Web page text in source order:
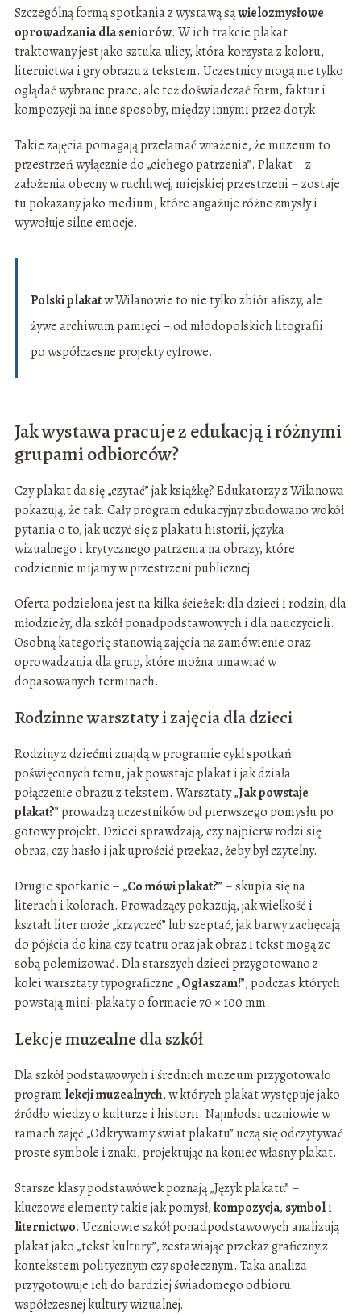
Szczególną formą spotkania z wystawą sąwielozmysłowe
oprowadzania dla seniorów. W ich trakcie plakat
traktowany jest jako sztuka ulicy, która korzysta z koloru,
liternictwa i gry obrazu z tekstem. Uczestnicy mogą nie tylko
oglądać wybrane prace, ale też doświadczać form, faktur i
kompozycji na inne sposoby, między innymi przez dotyk.
Takie zajęcia pomagają przełamać wrażenie, że muzeum to
przestrzeń wyłącznie do „cichego patrzenia”. Plakat – z
założenia obecny w ruchliwej, miejskiej przestrzeni – zostaje
tu pokazany jako medium, które angażuje różne zmysły i
wywołuje silne emocje.
Polski plakatw Wilanowie to nie tylko zbiór afiszy, ale
żywe archiwum pamięci – od młodopolskich litografii
po współczesne projekty cyfrowe.
Jak wystawa pracuje z edukacją i różnymi
grupami odbiorców?
Czy plakat da się „czytać” jak książkę? Edukatorzy z Wilanowa
pokazują, że tak. Cały program edukacyjny zbudowano wokół
pytania o to, jak uczyć się z plakatu historii, języka
wizualnego i krytycznego patrzenia na obrazy, które
codziennie mijamy w przestrzeni publicznej.
Oferta podzielona jest na kilka ścieżek: dla dzieci i rodzin, dla
młodzieży, dla szkół ponadpodstawowych i dla nauczycieli.
Osobną kategorię stanowią zajęcia na zamówienie oraz
oprowadzania dla grup, które można umawiać w
dopasowanych terminach.
Rodzinne warsztaty i zajęcia dla dzieci
Rodziny z dziećmi znajdą w programie cykl spotkań
poświęconych temu, jak powstaje plakat i jak działa
połączenie obrazu z tekstem. Warsztaty „Jak powstaje
plakat?” prowadzą uczestników od pierwszego pomysłu po
gotowy projekt. Dzieci sprawdzają, czy najpierw rodzi się
obraz, czy hasło i jak uprościć przekaz, żeby był czytelny.
Drugie spotkanie – „Co mówi plakat?” – skupia się na
literach i kolorach. Prowadzący pokazują, jak wielkość i
kształt liter może „krzyczeć” lub szeptać, jak barwy zachęcają
do pójścia do kina czy teatru oraz jak obraz i tekst mogą ze
sobą polemizować. Dla starszych dzieci przygotowano z
kolei warsztaty typograficzne „Ogłaszam!”, podczas których
powstają mini-plakaty o formacie 70 × 100 mm.
Lekcje muzealne dla szkół
Dla szkół podstawowych i średnich muzeum przygotowało
program lekcji muzealnych, w których plakat występuje jako
źródło wiedzy o kulturze i historii. Najmłodsi uczniowie w
ramach zajęć „Odkrywamy świat plakatu” uczą się odczytywać
proste symbole i znaki, projektując na koniec własny plakat.
Starsze klasy podstawówek poznają „Język plakatu” –
kluczowe elementy takie jak pomysł,kompozycja, symboli
liternictwo. Uczniowie szkół ponadpodstawowych analizują
plakat jako „tekst kultury”, zestawiając przekaz graficzny z
kontekstem politycznym czy społecznym. Taka analiza
przygotowuje ich do bardziej świadomego odbioru
współczesnej kultury wizualnej.